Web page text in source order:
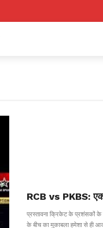
RCB vs PKBS:
प्रस्तावना क्रिकेट के प्रशंसकों के
के बीच का मुकाबला हमेशा से ही